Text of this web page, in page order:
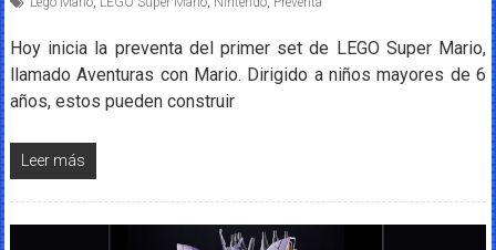
Hoy inicia la preventa del primer set de LEGO Super Mario,
llamado Aventuras con Mario. Dirigido a niños mayores de 6
años, estos pueden construir
Leer más